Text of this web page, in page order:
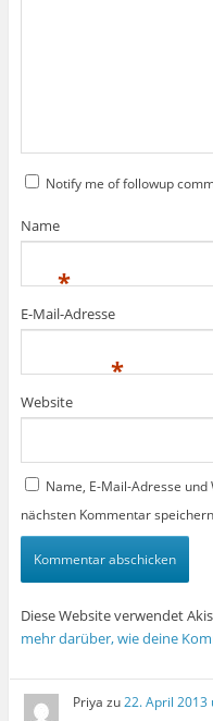
Notify me of followup
Name
*
E-Mail-Adresse
*
Website
Name, E-Mail-Adresse
nächsten Kommentar
Diese Website verwendet
mehr darüber, wie deine
Priya zu22. April 2013